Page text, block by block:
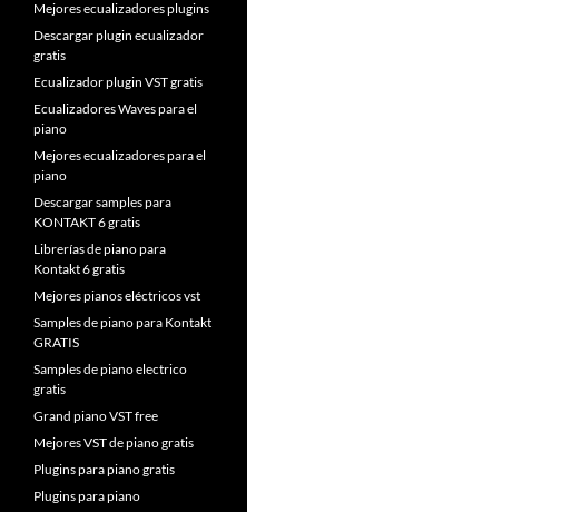
Mejores ecualizadores plugins
Descargar plugin ecualizador
gratis
Ecualizador plugin VST gratis
Ecualizadores Waves para el
piano
Mejores ecualizadores para el
piano
Descargar samples para
KONTAKT 6 gratis
Librerías de piano para
Kontakt 6 gratis
Mejores pianos eléctricos vst
Samples de piano para Kontakt
GRATIS
Samples de piano electrico
gratis
Grand piano VST free
Mejores VST de piano gratis
Plugins para piano gratis
Plugins para piano